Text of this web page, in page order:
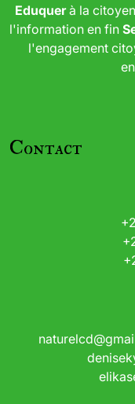
Eduquerà la
l'information en fin
l'engagement
Contact